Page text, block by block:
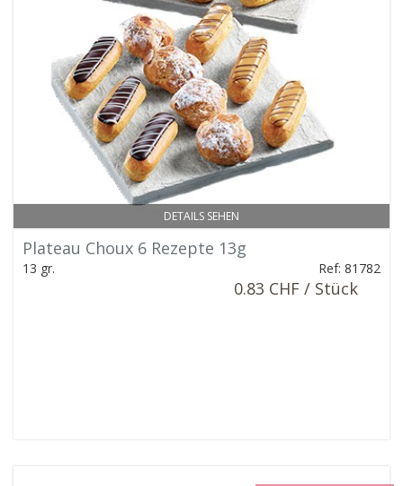
DETAILS SEHEN
Plateau Choux 6 Rezepte 13g
13 gr. Ref: 81782
0.83 CHF / Stück